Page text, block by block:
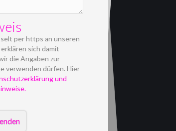
per https an unseren
sich damit
die Angaben zur
verwenden dürfen. Hier
und